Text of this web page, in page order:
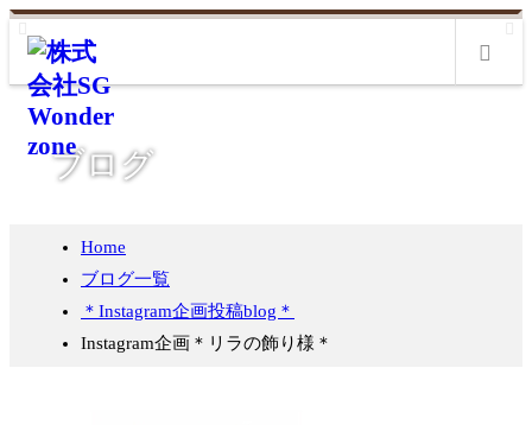
ブログ
Home
ブログ一覧
＊Instagram企画投稿blog＊
Instagram企画＊リラの飾り様＊